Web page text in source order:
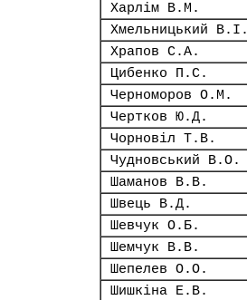
Харлім В.М.
Хмельницький В.І.
Храпов С.А.
Цибенко П.С.
Черноморов О.М.
Чертков Ю.Д.
Чорновіл Т.В.
Чудновський В.О.
Шаманов В.В.
Швець В.Д.
Шевчук О.Б.
Шемчук В.В.
Шепелев О.О.
Шишкіна Е.В.